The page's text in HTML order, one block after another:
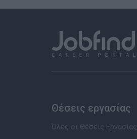
Θέσεις εργασίας
Όλες οι Θέσεις Εργασίας